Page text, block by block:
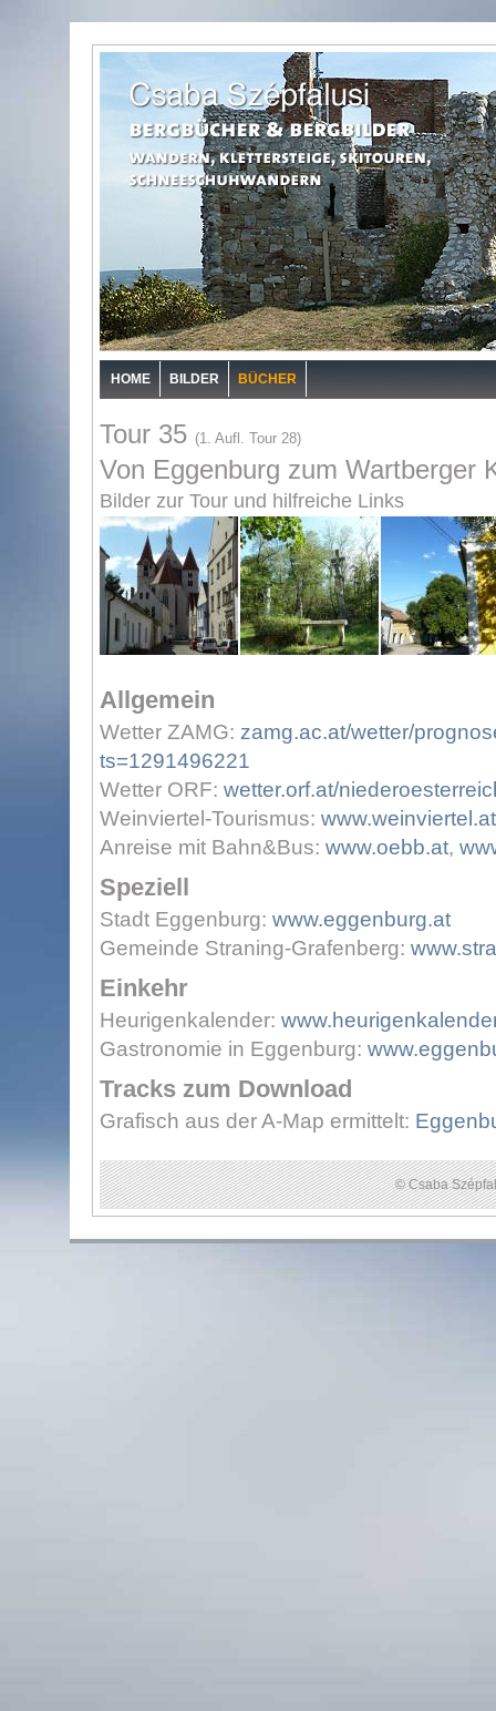
HOME BILDER BÜCHER
Tour 35 (1. Aufl. Tour 28)
Von Eggenburg zum Wartberger
Bilder zur Tour und hilfreiche Links
Allgemein
Wetter ZAMG: zamg.ac.at/wetter/
ts=1291496221
Wetter ORF: wetter.orf.at/
Weinviertel-Tourismus: www.weinviertel.at
Anreise mit Bahn&Bus: www.oebb.at,
Speziell
Stadt Eggenburg: www.eggenburg.at
Gemeinde Straning-Grafenberg:
Einkehr
Heurigenkalender:
Gastronomie in Eggenburg:
Tracks zum Download
Grafisch aus der A-Map ermittelt:
© Csaba